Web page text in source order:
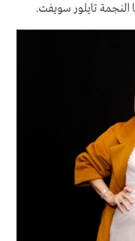
النجمة تايلور سويفت.